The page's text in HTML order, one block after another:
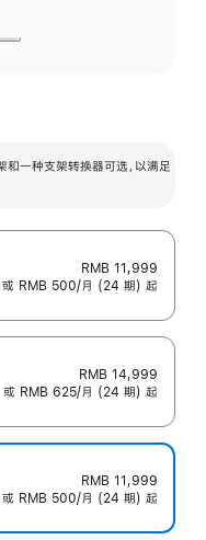
一种支架转换器可选，以满足
RMB 11,999
或 RMB 500/月 (24 期) 起
RMB 14,999
或 RMB 625/月 (24 期) 起
RMB 11,999
或 RMB 500/月 (24 期) 起